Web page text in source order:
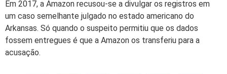
Em 2017, a Amazon recusou-se a divulgar os registros em
um caso semelhante julgado no estado americano do
Arkansas. Só quando o suspeito permitiu que os dados
fossem entregues é que a Amazon os transferiu para a
acusação.